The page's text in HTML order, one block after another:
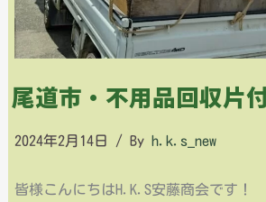
尾道市・不用品回収片
2024年2月14日 / By h.k.s_new
皆様こんにちはH.K.S安藤商会です！